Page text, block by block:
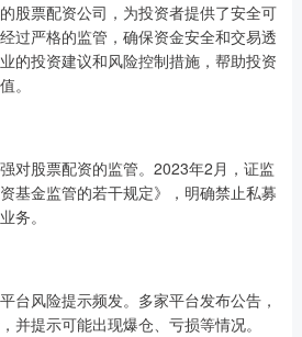
股票配资公司，为投资者提供了安全可
过严格的监管，确保资金安全和交易透
的投资建议和风险控制措施，帮助投资
。
对股票配资的监管。2023年2月，证监
基金监管的若干规定》，明确禁止私募
务。
台风险提示频发。多家平台发布公告，
并提示可能出现爆仓、亏损等情况。